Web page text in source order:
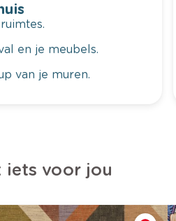
en je meubels.
van je muren.
iets voor jou